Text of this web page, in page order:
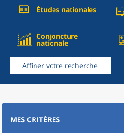
Études nationales
Conjoncture
nationale
Affiner votre recherche
MES CRITÈRES